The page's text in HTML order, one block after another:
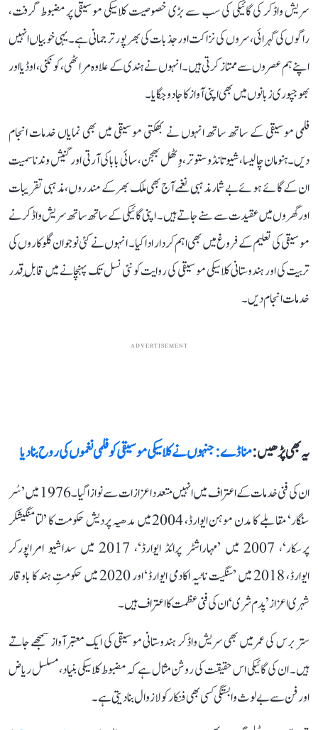
سریش واڈکر کی گائیکی کی سب سے بڑی خصوصیت کلاسیکی موسیقی پر مضبوط گرفت،
راگوں کی گہرائی، سروں کی نزاکت اور جذبات کی بھرپور ترجمانی ہے۔ یہی خوبیاں انہیں
اپنے ہم عصروں سے ممتاز کرتی ہیں۔ انہوں نے ہندی کے علاوہ مراٹھی، کونکنی، اوڈیا اور
بھوجپوری زبانوں میں بھی اپنی آواز کا جادو جگایا۔
فلمی موسیقی کے ساتھ ساتھ انہوں نے بھکتی موسیقی میں بھی نمایاں خدمات انجام
دیں۔ ہنومان چالیسا، شیو تانڈو ستوتر، وِٹھل بھجن، سائی بابا کی آرتی اور گنیش وندنا سمیت
ان کے گائے ہوئے بے شمار مذہبی نغمے آج بھی ملک بھر کے مندروں، مذہبی تقریبات
اور گھروں میں عقیدت سے سنے جاتے ہیں۔ اپنی گائیکی کے ساتھ ساتھ سریش واڈکر نے
موسیقی کی تعلیم کے فروغ میں بھی اہم کردار ادا کیا۔ انہوں نے کئی نوجوان گلوکاروں کی
تربیت کی اور ہندوستانی کلاسیکی موسیقی کی روایت کو نئی نسل تک پہنچانے میں قابلِ قدر
خدمات انجام دیں۔
ADVERTISEMENT
یہ بھی پڑھیں :منا ڈے: جنہوں نے کلاسیکی موسیقی کو فلمی نغموں کی روح بنا دیا
ان کی فنی خدمات کے اعتراف میں انہیں متعدد اعزازات سے نوازا گیا۔ 1976 میں ’سُر
سنگار‘ مقابلے کا مدن موہن ایوارڈ، 2004 میں مدھیہ پردیش حکومت کا ’لتا منگیشکر
پرسکار‘، 2007 میں ’مہاراشٹر پرائڈ ایوارڈ‘، 2017 میں سداشیو امراپورکر
ایوارڈ، 2018 میں ’سنگیت ناٹیہ اکادمی ایوارڈ‘ اور 2020 میں حکومتِ ہند کا باوقار
شہری اعزاز ’پدم شری‘ ان کی فنی عظمت کا اعتراف ہیں۔
ستر برس کی عمر میں بھی سریش واڈکر ہندوستانی موسیقی کی ایک معتبر آواز سمجھے جاتے
ہیں۔ ان کی گائیکی اس حقیقت کی روشن مثال ہے کہ مضبوط کلاسیکی بنیاد، مسلسل ریاض
اور فن سے بے لوث وابستگی کسی بھی فنکار کو لازوال بنا دیتی ہے۔